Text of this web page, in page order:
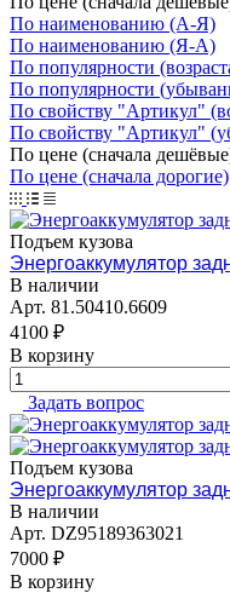
По наименованию (А-Я)
По наименованию (Я-А)
По популярности
По популярности
По свойству "Артикул"
По свойству "Артикул"
По цене (сначала
По цене (сначала дорогие)
Подъем кузова
Энергоаккумулятор
В наличии
Арт. 81.50410.6609
4100 ₽
В корзину
Задать вопрос
Подъем кузова
Энергоаккумулятор
В наличии
Арт. DZ95189363021
7000 ₽
В корзину